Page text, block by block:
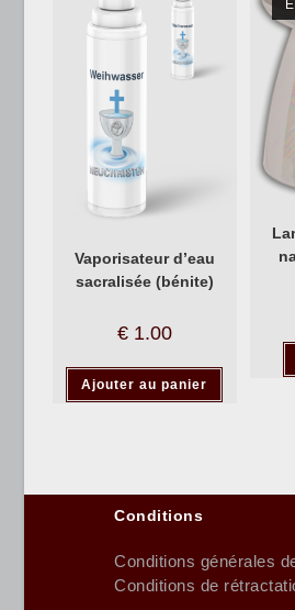
Vaporisateur d’eau
sacralisée (bénite)
€1.00
Ajouter au panier
Conditions
Conditions générales
Conditions de